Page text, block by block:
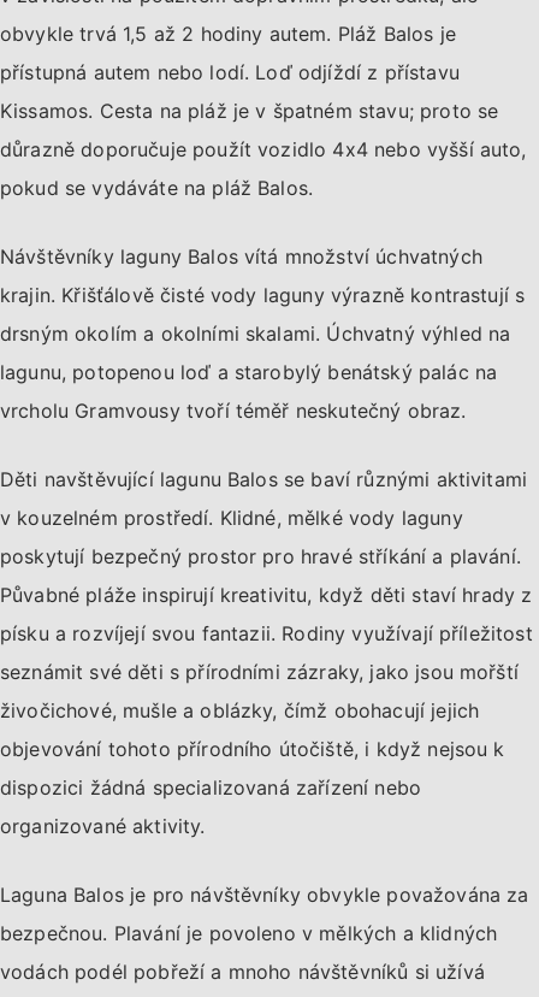
obvykle trvá 1,5 až 2 hodiny autem. Pláž Balos je
přístupná autem nebo lodí. Loď odjíždí z přístavu
Kissamos. Cesta na pláž je v špatném stavu; proto se
důrazně doporučuje použít vozidlo 4x4 nebo vyšší auto,
pokud se vydáváte na pláž Balos.
Návštěvníky laguny Balos vítá množství úchvatných
krajin. Křišťálově čisté vody laguny výrazně kontrastují s
drsným okolím a okolními skalami. Úchvatný výhled na
lagunu, potopenou loď a starobylý benátský palác na
vrcholu Gramvousy tvoří téměř neskutečný obraz.
Děti navštěvující lagunu Balos se baví různými aktivitami
v kouzelném prostředí. Klidné, mělké vody laguny
poskytují bezpečný prostor pro hravé stříkání a plavání.
Půvabné pláže inspirují kreativitu, když děti staví hrady z
písku a rozvíjejí svou fantazii. Rodiny využívají příležitost
seznámit své děti s přírodními zázraky, jako jsou mořští
živočichové, mušle a oblázky, čímž obohacují jejich
objevování tohoto přírodního útočiště, i když nejsou k
dispozici žádná specializovaná zařízení nebo
organizované aktivity.
Laguna Balos je pro návštěvníky obvykle považována za
bezpečnou. Plavání je povoleno v mělkých a klidných
vodách podél pobřeží a mnoho návštěvníků si užívá